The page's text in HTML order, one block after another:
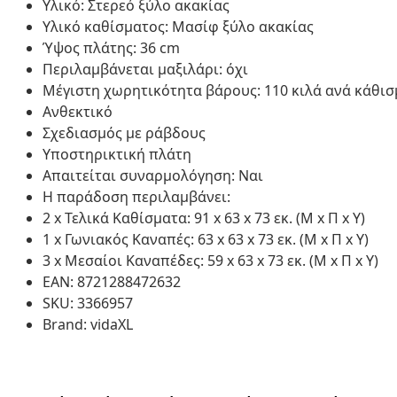
Υλικό: Στερεό ξύλο ακακίας
Υλικό καθίσματος: Μασίφ ξύλο ακακίας
Ύψος πλάτης: 36 cm
Περιλαμβάνεται μαξιλάρι: όχι
Μέγιστη χωρητικότητα βάρους: 110 κιλά ανά
Ανθεκτικό
Σχεδιασμός με ράβδους
Υποστηρικτική πλάτη
Απαιτείται συναρμολόγηση: Ναι
Η παράδοση περιλαμβάνει:
2 x Τελικά Καθίσματα: 91 x 63 x 73 εκ. (Μ x Π x Υ)
1 x Γωνιακός Καναπές: 63 x 63 x 73 εκ. (Μ x Π x Υ)
3 x Μεσαίοι Καναπέδες: 59 x 63 x 73 εκ. (Μ x Π x Υ)
EAN: 8721288472632
SKU: 3366957
Brand: vidaXL